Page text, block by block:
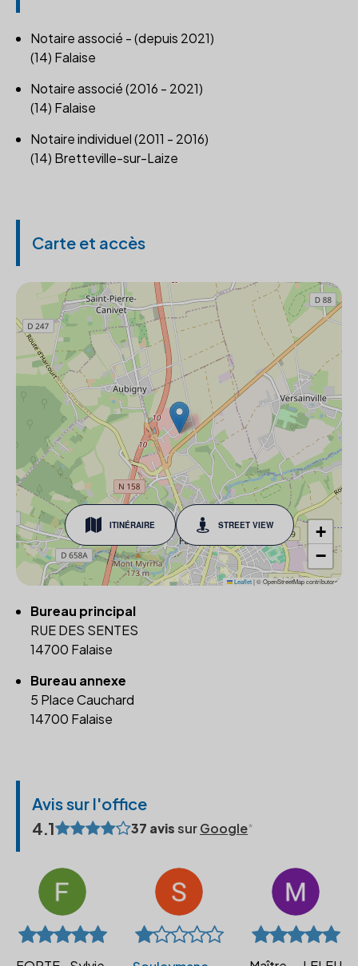
Notaire associé - (depuis 2021)
(14) Falaise
Notaire associé (2016 - 2021)
(14) Falaise
Notaire individuel (2011 - 2016)
(14) Bretteville-sur-Laize
Carte et accès
ITINÉRAIRE STREET VIEW
+
−
Leaflet|© OpenStreetMap contributors
Bureau principal
RUE DES SENTES
14700 Falaise
Bureau annexe
5 Place Cauchard
14700 Falaise
Avis sur l'office
4.1
37 avissurGoogle